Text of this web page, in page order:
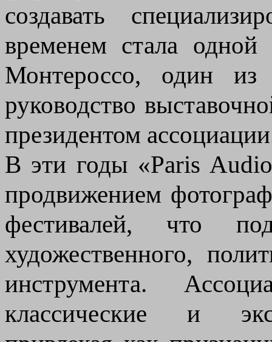
создавать
временем стала
Монтероссо, один из
руководство
президентом
В эти годы «Paris
продвижением
фестивалей, что
художественного,
инструмента.
классические и